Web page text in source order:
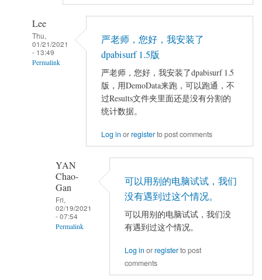
Lee
Thu,
01/21/2021
- 13:49
Permalink
严老师，您好，我安装了
dpabisurf 1.5版
严老师，您好，我安装了dpabisurf 1.5
版，用DemoData来跑，可以跑通，不
过Results文件夹里面还是没有分割的
统计数据。
Log in orregisterto post comments
YAN
Chao-
Gan
Fri,
02/19/2021
- 07:54
Permalink
可以用别的电脑试试，我们
没有遇到过这个情况。
可以用别的电脑试试，我们没
有遇到过这个情况。
Log in orregisterto post
comments